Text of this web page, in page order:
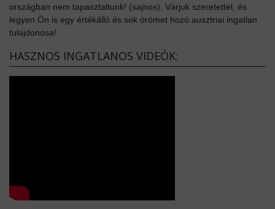
országban nem tapasztaltunk! (sajnos). Várjuk szeretettel, és
legyen Ön is egy értékálló és sok örömet hozó ausztriai ingatlan
tulajdonosa!
HASZNOS INGATLANOS VIDEÓK: